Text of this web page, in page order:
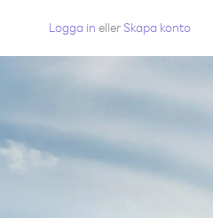
Logga in eller Skapa konto